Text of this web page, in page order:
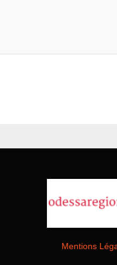
Mentions